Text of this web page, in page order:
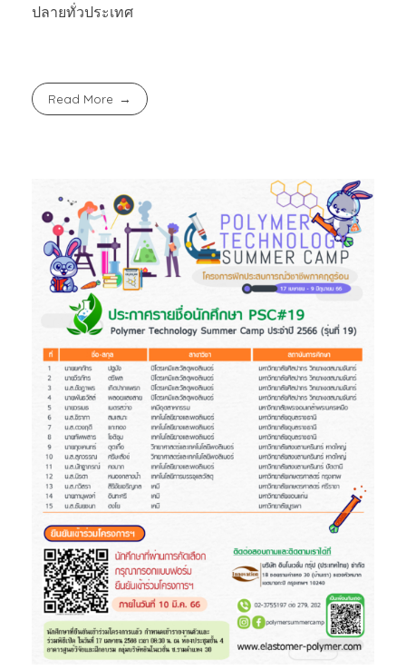
ปลายทั่วประเทศ
Read More